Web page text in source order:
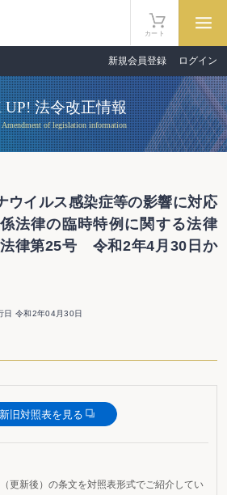
カート
新規会員登録 ログイン
UP! 法令改正情報
of legislation information
ウイルス感染症等の影響に対応
法律の臨時特例に関する法律
法律第25号 令和2年4月30日か
日 令和2年04月30日
新旧対照表を見る
更新後）の条文を対照表形式でご紹介してい